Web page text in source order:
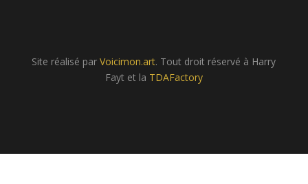
Site réalisé parVoicimon.art. Tout droit réservé à Harry
Fayt et la TDAFactory